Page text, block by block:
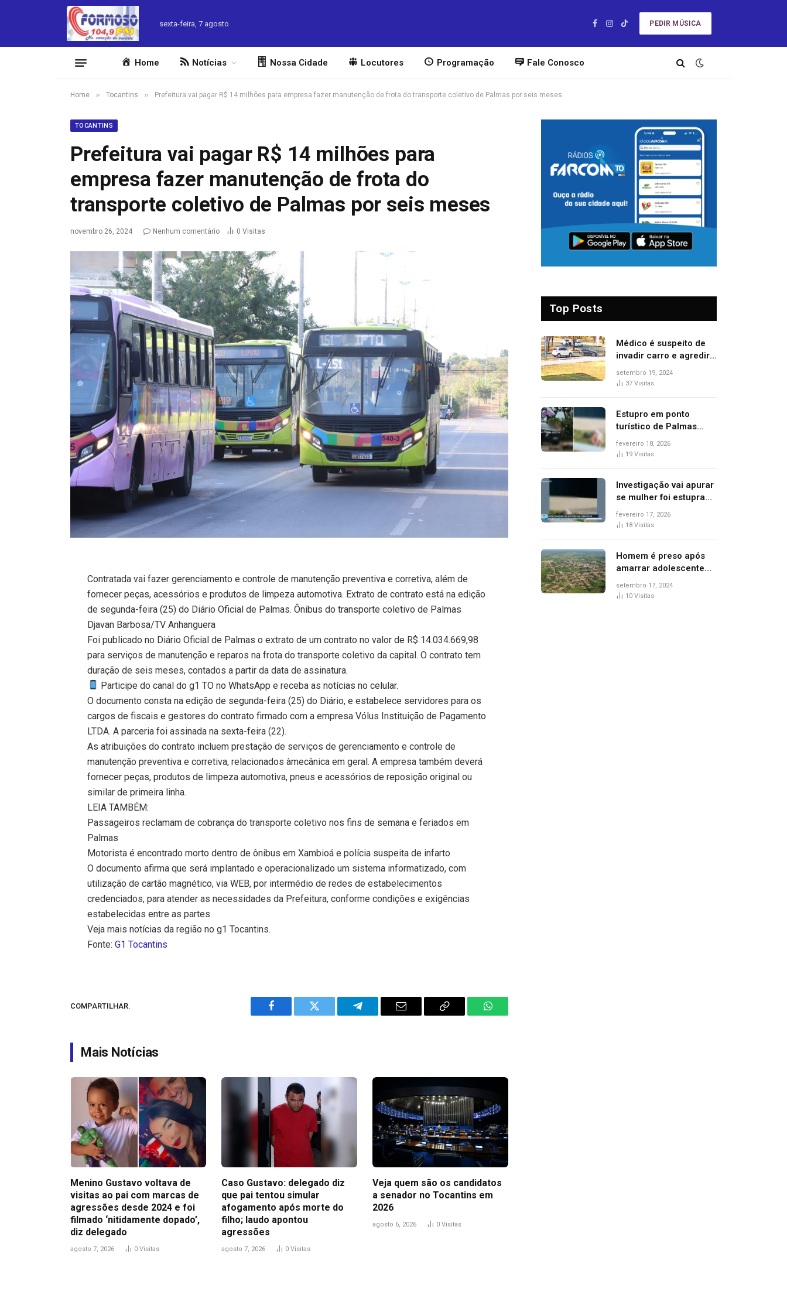
sexta-feira, 7 agosto
Facebook
Instagram
TikTok
PEDIR MÚSICA
Home Notícias Nossa Cidade Locutores Programação Fale Conosco
Home » Tocantins » Prefeitura vai pagar R$ 14 milhões para empresa fazer manutenção de frota do transporte coletivo de Palmas por seis meses
TOCANTINS
Prefeitura vai pagar R$ 14 milhões para
empresa fazer manutenção de frota do
transporte coletivo de Palmas por seis meses
novembro 26, 2024 Nenhum comentário 0 Visitas
Contratada vai fazer gerenciamento e controle de manutenção preventiva e corretiva, além de
fornecer peças, acessórios e produtos de limpeza automotiva. Extrato de contrato está na edição
de segunda-feira (25) do Diário Oficial de Palmas. Ônibus do transporte coletivo de Palmas
Djavan Barbosa/TV Anhanguera
Foi publicado no Diário Oficial de Palmas o extrato de um contrato no valor de R$ 14.034.669,98
para serviços de manutenção e reparos na frota do transporte coletivo da capital. O contrato tem
duração de seis meses, contados a partir da data de assinatura.
Participe do canal do g1 TO no WhatsApp e receba as notícias no celular.
O documento consta na edição de segunda-feira (25) do Diário, e estabelece servidores para os
cargos de fiscais e gestores do contrato firmado com a empresa Vólus Instituição de Pagamento
LTDA. A parceria foi assinada na sexta-feira (22).
As atribuições do contrato incluem prestação de serviços de gerenciamento e controle de
manutenção preventiva e corretiva, relacionados àmecânica em geral. A empresa também deverá
fornecer peças, produtos de limpeza automotiva, pneus e acessórios de reposição original ou
similar de primeira linha.
LEIA TAMBÉM:
Passageiros reclamam de cobrança do transporte coletivo nos fins de semana e feriados em
Palmas
Motorista é encontrado morto dentro de ônibus em Xambioá e polícia suspeita de infarto
O documento afirma que será implantado e operacionalizado um sistema informatizado, com
utilização de cartão magnético, via WEB, por intermédio de redes de estabelecimentos
credenciados, para atender as necessidades da Prefeitura, conforme condições e exigências
estabelecidas entre as partes.
Veja mais notícias da região no g1 Tocantins.
Fonte:G1 Tocantins
COMPARTILHAR.
Facebook Twitter Telegram Email
Copy
WhatsApp
Mais Notícias
Menino Gustavo voltava de
visitas ao pai com marcas de
agressões desde 2024 e foi
filmado ‘nitidamente dopado’,
diz delegado
agosto 7, 2026 0 Visitas
Caso Gustavo: delegado diz
que pai tentou simular
afogamento após morte do
filho; laudo apontou
agressões
agosto 7, 2026 0 Visitas
Veja quem são os candidatos
a senador no Tocantins em
2026
agosto 6, 2026 0 Visitas
Top Posts
Médico é suspeito de
invadir carro e agredir
delegado aposentado
durante confusão no
setembro 19, 2024
37 Visitas
Estupro em ponto
turístico de Palmas
ocorreu em frente à
viatura e base de
fevereiro 18, 2026
19 Visitas
Investigação vai apurar
se mulher foi estuprada
na frente de base da
Guarda Metropolitana
fevereiro 17, 2026
18 Visitas
Homem é preso após
amarrar adolescente
suspeito de furto em
estaca de cerca e
setembro 17, 2024
10 Visitas